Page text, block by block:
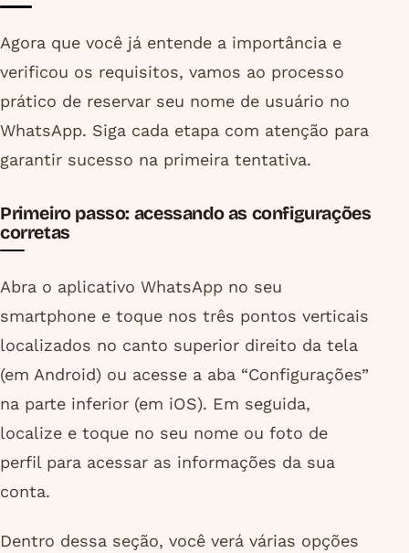
Agora que você já entende a importância e
verificou os requisitos, vamos ao processo
prático de reservar seu nome de usuário no
WhatsApp. Siga cada etapa com atenção para
garantir sucesso na primeira tentativa.
Primeiro passo: acessando as configurações
corretas
Abra o aplicativo WhatsApp no seu
smartphone e toque nos três pontos verticais
localizados no canto superior direito da tela
(em Android) ou acesse a aba “Configurações”
na parte inferior (em iOS). Em seguida,
localize e toque no seu nome ou foto de
perfil para acessar as informações da sua
conta.
Dentro dessa seção, você verá várias opções